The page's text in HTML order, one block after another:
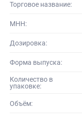
Торговое название:
МНН:
Дозировка:
Форма выпуска:
Количество в
упаковке:
Объём: